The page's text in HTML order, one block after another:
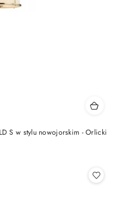
S w stylu nowojorskim - Orlicki